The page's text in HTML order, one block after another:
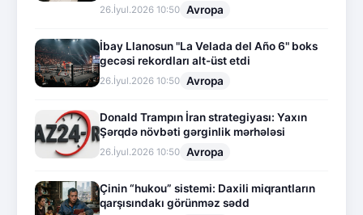
26.İyul.2026 10:50 Avropa
İbay Llanosun "La Velada del Año 6" boks
gecəsi rekordları alt-üst etdi
26.İyul.2026 10:50 Avropa
Donald Trampın İran strategiyası: Yaxın
Şərqdə növbəti gərginlik mərhələsi
26.İyul.2026 10:50 Avropa
Çinin “hukou” sistemi: Daxili miqrantların
qarşısındakı görünməz sədd